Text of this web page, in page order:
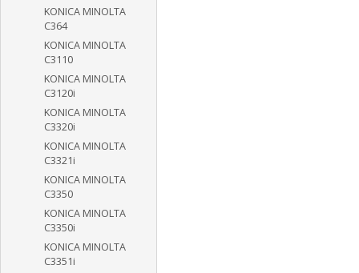
KONICA MINOLTA
C364
KONICA MINOLTA
C3110
KONICA MINOLTA
C3120i
KONICA MINOLTA
C3320i
KONICA MINOLTA
C3321i
KONICA MINOLTA
C3350
KONICA MINOLTA
C3350i
KONICA MINOLTA
C3351i